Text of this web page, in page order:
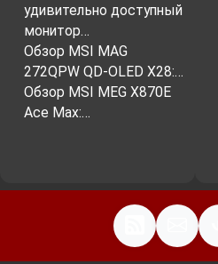
удивительно доступный
монитор…
Обзор MSI MAG
272QPW QD-OLED X28:…
Обзор MSI MEG X870E
Ace Max:…